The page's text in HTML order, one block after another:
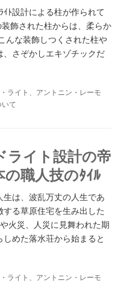
ｲﾄ設計による柱が作られて
飾された柱からは、柔らか
んな装飾しつくされた柱や
さぞかしエキゾチックだ
ライト、アントニン・レーモ
て
ライト設計の帝
職人技のﾀｲﾙ
生は、波乱万丈の人生であ
る草原住宅を生み出した
火災、人災に見舞われた期
めた落水荘から始まると
ライト、アントニン・レーモ